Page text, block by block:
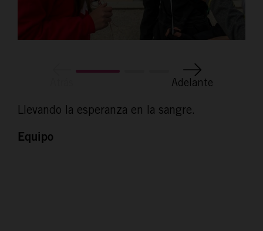
Adelante
Llevando la esperanza en la sangre.
Equipo